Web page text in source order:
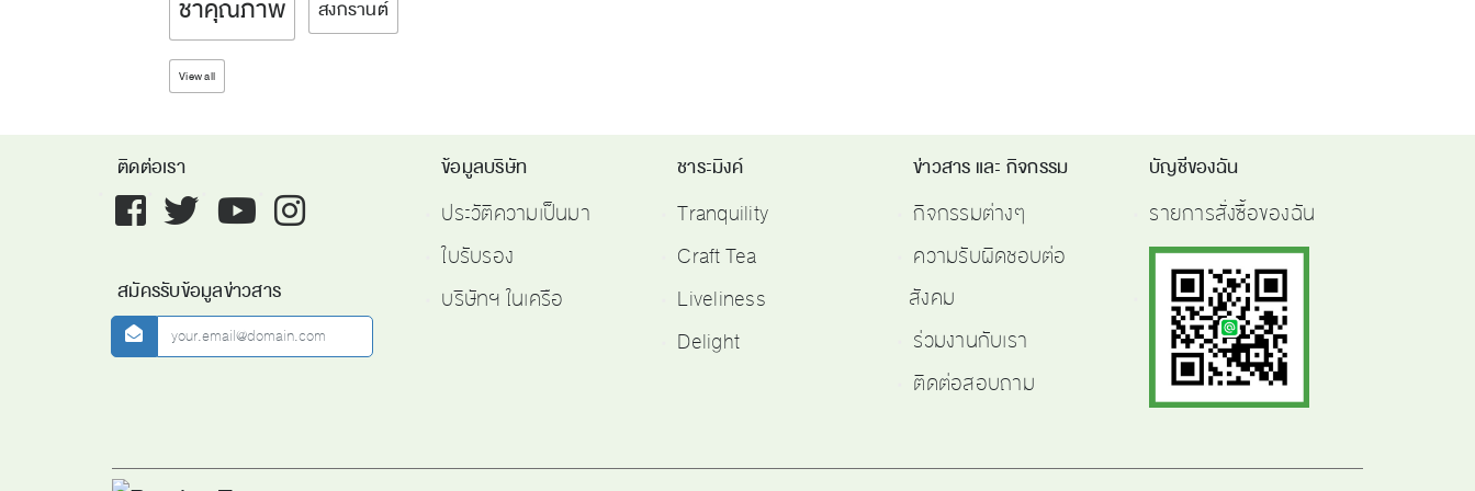
ชาคุณภาพ สงกรานต์
View all
ติดต่อเรา
Facebook twitter youtube instagram
สมัครรับข้อมูลข่าวสาร
newsletter
ข้อมูลบริษัท
ประวัติความเป็นมา
ใบรับรอง
บริษัทฯ ในเครือ
ชาระมิงค์
Tranquility
Craft Tea
Liveliness
Delight
ข่าวสาร และ กิจกรรม
กิจกรรมต่างๆ
ความรับผิดชอบต่อ
สังคม
ร่วมงานกับเรา
ติดต่อสอบถาม
บัญชีของฉัน
รายการสั่งซื้อของฉัน